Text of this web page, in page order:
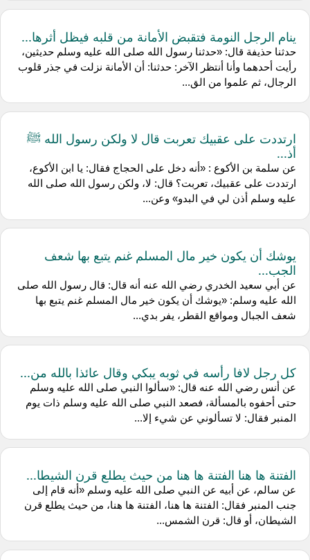
ينام الرجل النومة فتقبض الأمانة من قلبه فيظل أثرها...
حدثنا ‌حذيفة قال: «حدثنا رسول الله صلى الله عليه وسلم حديثين،
رأيت أحدهما وأنا أنتظر الآخر: حدثنا: أن الأمانة نزلت في جذر قلوب
الرجال، ثم علموا من الق...
ارتددت على عقبيك تعربت قال لا ولكن رسول الله ﷺ
أذ...
عن ‌سلمة بن الأكوع : «أنه دخل على الحجاج فقال: يا ابن الأكوع،
ارتددت على عقبيك، تعربت؟ قال: لا، ولكن رسول الله صلى الله
عليه وسلم أذن لي في البدو» وعن...
يوشك أن يكون خير مال المسلم غنم يتبع بها شعف
الجب...
عن ‌أبي سعيد الخدري رضي الله عنه أنه قال: قال رسول الله صلى
الله عليه وسلم: «يوشك أن يكون خير مال المسلم غنم يتبع بها
شعف الجبال ومواقع القطر، يفر بدي...
كل رجل لافا رأسه في ثوبه يبكي وقال عائذا بالله من...
عن ‌أنس رضي الله عنه قال: «سألوا النبي صلى الله عليه وسلم
حتى أحفوه بالمسألة، فصعد النبي صلى الله عليه وسلم ذات يوم
المنبر فقال: لا تسألوني عن شيء إلا...
الفتنة ها هنا الفتنة ها هنا من حيث يطلع قرن الشيطا...
عن ‌سالم، عن ‌أبيه عن النبي صلى الله عليه وسلم «أنه قام إلى
جنب المنبر فقال: الفتنة ها هنا، الفتنة ها هنا، من حيث يطلع قرن
الشيطان، أو قال: قرن الشمس...